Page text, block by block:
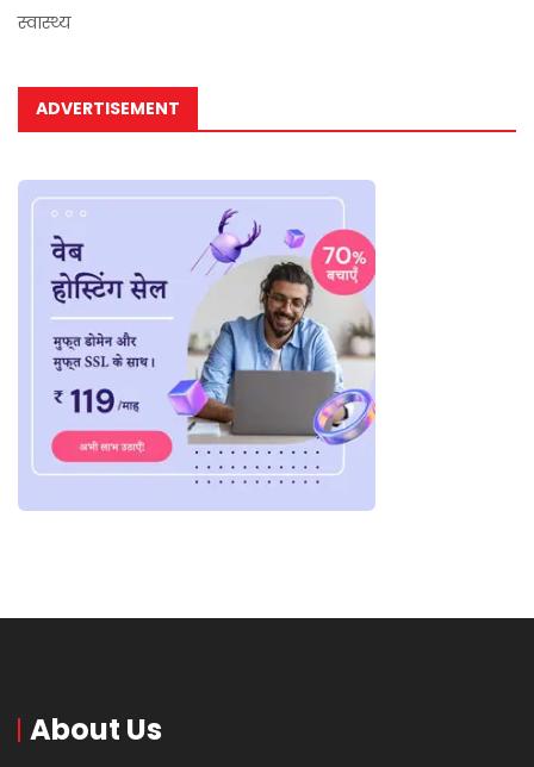
स्वास्थ्य
ADVERTISEMENT
About Us